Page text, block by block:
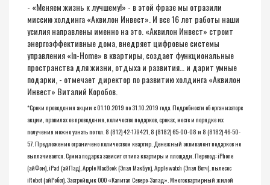
- «Меняем жизнь к лучшему!» - в этой фразе мы отразили
миссию холдинга «Аквилон Инвест». И все 16 лет работы наши
усилия направлены именно на это. «Аквилон Инвест» строит
энергоэффективные дома, внедряет цифровые системы
управления «In-Home» в квартиры, создает функциональные
пространства для жизни, отдыха и развития… и дарит умные
подарки, - отмечает директор по развитию холдинга «Аквилон
Инвест» Виталий Коробов.
*Сроки проведения акции с 01.10.2019 по 31.10.2019 года. Подробности об организаторе
акции, правилах ее проведения, количестве подарков, сроках, месте и порядке их
получения можно узнать по тел. 8 (812) 42-179421, 8 (8182) 65-00-08 и 8 (8182) 46-50-
57. Предложение ограничено количеством квартир. Денежный эквивалент подарков не
выплачивается. Сумма подарка зависит от типа квартиры и площади. Перевод: iPhone
(айФон), iPad (айПад), Apple MacBook (Эпэл МакБук), Apple watch (Эпэл Вотч), пылесос
iRobot (айРобот). Застройщик ООО «Капитал Северо-Запад». Многоквартирный жилой